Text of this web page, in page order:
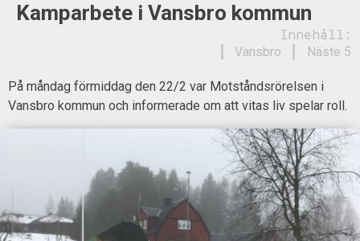
Kamparbete i Vansbro kommun
Innehåll:
Näste 5
Vansbro
På måndag förmiddag den 22/2 var Motståndsrörelsen i
Vansbro kommun och informerade om att vitas liv spelar roll.